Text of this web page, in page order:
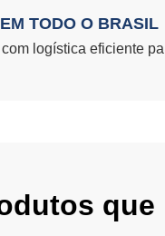
TODO O BRASIL
logística eficiente
que